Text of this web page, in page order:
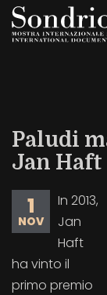
Salta
Paludi
Jan Haft
1
NOV
In 2013,
Jan
Haft
ha vinto il
primo premio